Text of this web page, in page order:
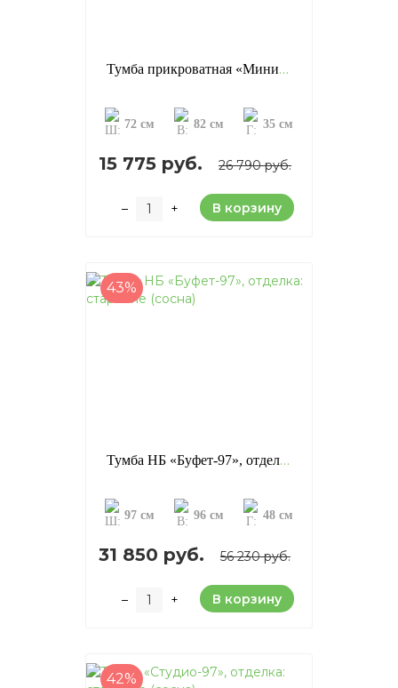
Тумба прикроватная «Мини Роберто», отделка: старение (сосна)
72 см 82 см 35 см
15 775 руб. 26 790 руб.
– + В корзину
43%
Тумба НБ «Буфет-97», отделка: старение (сосна)
97 см 96 см 48 см
31 850 руб. 56 230 руб.
– + В корзину
42%